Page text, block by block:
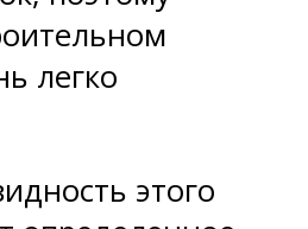
легко
этого